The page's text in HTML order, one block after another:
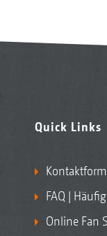
Quick Links
FAQ |
Online Fan